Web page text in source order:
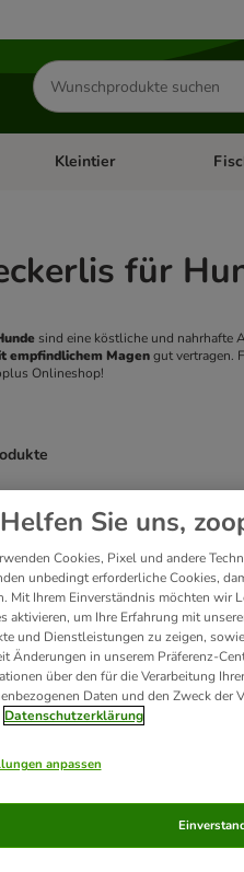
Produkte
suchen
& Zubehör
Kategorie-Menü öffnen:
Kleintier
für
sind eine köstliche und nahrhafte
empfindlichem Magen gut vertragen.
Onlineshop!
been changed
g /
Unser
6
Rocco
Helfen Sie uns,
Cookies, Pixel und andere
unbedingt erforderliche Cookies,
Mit Ihrem Einverständnis möchten wir
aktivieren, um Ihre Erfahrung mit
und Dienstleistungen zu zeigen,
Änderungen in unserem Präferenz-
über den für die Verarbeitung
Daten und den Zweck der
Datenschutzerklärung
anpassen